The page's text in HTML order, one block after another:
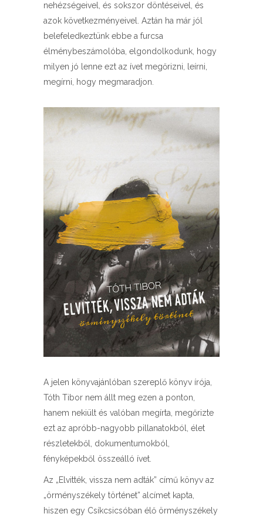
nehézségeivel, és sokszor döntéseivel, és
azok következményeivel. Aztán ha már jól
belefeledkeztünk ebbe a furcsa
élménybeszámolóba, elgondolkodunk, hogy
milyen jó lenne ezt az ívet megőrizni, leírni,
megírni, hogy megmaradjon.
A jelen könyvajánlóban szereplő könyv írója,
Tóth Tibor nem állt meg ezen a ponton,
hanem nekiült és valóban megírta, megőrizte
ezt az apróbb-nagyobb pillanatokból, élet
részletekből, dokumentumokból,
fényképekből összeálló ívet.
Az „Elvitték, vissza nem adták” című könyv az
„örményszékely történet” alcímet kapta,
hiszen egy Csíkcsicsóban élő örményszékely